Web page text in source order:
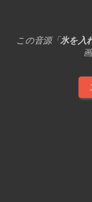
この音源「氷を入